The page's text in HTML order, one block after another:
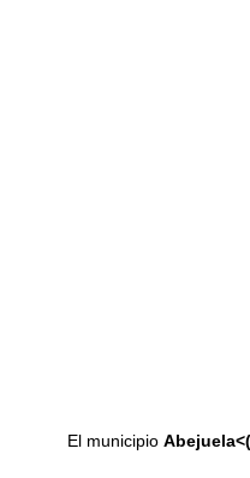
El municipio